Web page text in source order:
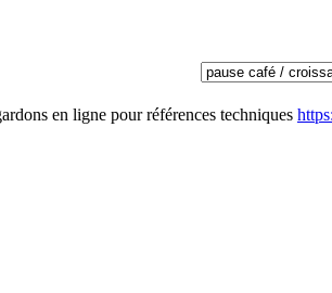
en ligne pour références techniques